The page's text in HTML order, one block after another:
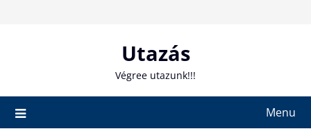
Utazás
Végree utazunk!!!
Menu